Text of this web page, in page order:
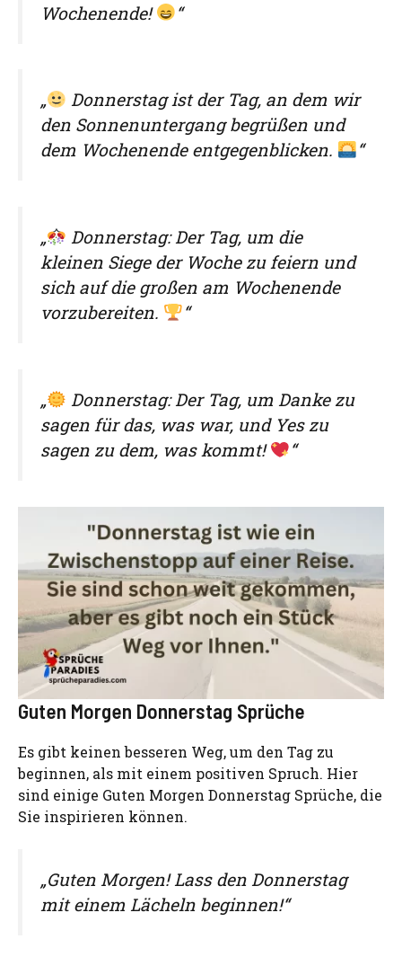
Wochenende!
“
„
Donnerstag ist der Tag, an dem wir
den Sonnenuntergang begrüßen und
dem Wochenende entgegenblicken.
“
„
Donnerstag: Der Tag, um die
kleinen Siege der Woche zu feiern und
sich auf die großen am Wochenende
vorzubereiten.
“
„
Donnerstag: Der Tag, um Danke zu
sagen für das, was war, und Yes zu
sagen zu dem, was kommt!
“
Guten Morgen Donnerstag Sprüche
Es gibt keinen besseren Weg, um den Tag zu
beginnen, als mit einem positiven Spruch. Hier
sind einige Guten Morgen Donnerstag Sprüche, die
Sie inspirieren können.
„Guten Morgen! Lass den Donnerstag
mit einem Lächeln beginnen!“